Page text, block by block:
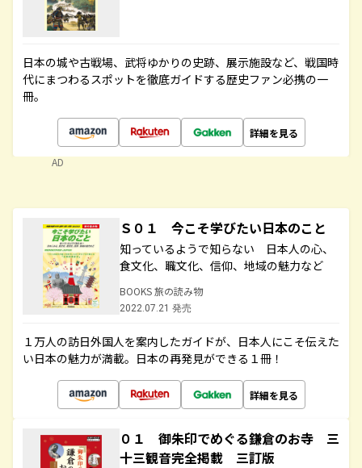
日本の城や古戦場、武将ゆかりの史跡、展示施設など、戦国時
代にまつわるスポットを徹底ガイドする歴史ファン必携の一
冊。
詳細を見る
AD
Ｓ０１ 今こそ学びたい日本のこと
知っているようで知らない 日本人の心、
食文化、職文化、信仰、地域の魅力など
BOOKS 旅の読み物
2022.07.21 発売
１万人の訪日外国人を案内したガイドが、日本人にこそ伝えた
い日本の魅力が満載。日本の再発見ができる１冊！
詳細を見る
０１ 御朱印でめぐる鎌倉のお寺 三
十三観音完全掲載 三訂版